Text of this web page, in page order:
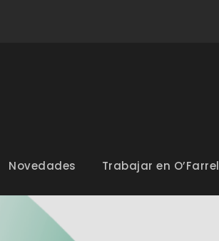
Novedades Trabajar en